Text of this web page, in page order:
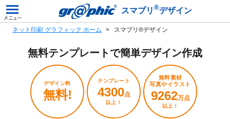
スマプリ ®デザイン
ネット印刷 グラフィック ホーム スマプリ®デザイン
無料テンプレートで簡単デザイン作成
デザイン料
無料!
テンプレート
4300点
以上！
無料素材
写真やイラスト
9262万点
以上！